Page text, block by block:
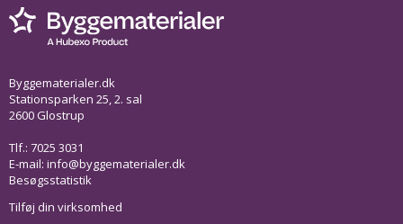
Byggematerialer.dk
Stationsparken 25, 2. sal
2600 Glostrup
Tlf.: 7025 3031
E-mail: info@byggematerialer.dk
Besøgsstatistik
Tilføj din virksomhed